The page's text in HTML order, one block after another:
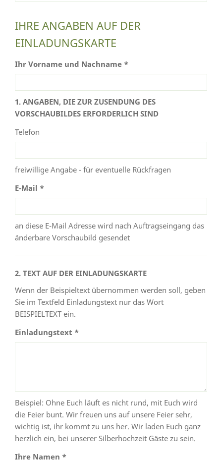
IHRE ANGABEN AUF DER
EINLADUNGSKARTE
Ihr Vorname und Nachname *
1. ANGABEN, DIE ZUR ZUSENDUNG DES
VORSCHAUBILDES ERFORDERLICH SIND
Telefon
freiwillige Angabe - für eventuelle Rückfragen
E-Mail *
an diese E-Mail Adresse wird nach Auftragseingang das
änderbare Vorschaubild gesendet
2. TEXT AUF DER EINLADUNGSKARTE
Wenn der Beispieltext übernommen werden soll, geben
Sie im Textfeld Einladungstext nur das Wort
BEISPIELTEXT ein.
Einladungstext *
Beispiel: Ohne Euch läuft es nicht rund, mit Euch wird
die Feier bunt. Wir freuen uns auf unsere Feier sehr,
wichtig ist, ihr kommt zu uns her. Wir laden Euch ganz
herzlich ein, bei unserer Silberhochzeit Gäste zu sein.
Ihre Namen *